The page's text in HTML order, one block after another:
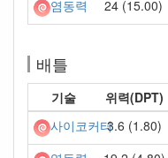
염동력
24 (15.00)
배틀
기술 위력(DPT)
사이코커터3.6 (1.80)